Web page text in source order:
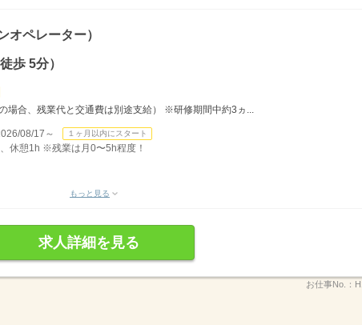
オペレーター）
歩 5分）
場合、残業代と交通費は別途支給） ※研修期間中約3ヵ...
08/17～ １ヶ月以内にスタート
憩1h ※残業は月0〜5h程度！
もっと見る
求人詳細を見る
お仕事No.：